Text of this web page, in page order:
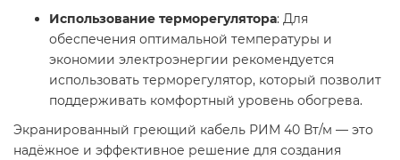
Использование терморегулятора: Для
обеспечения оптимальной температуры и
экономии электроэнергии рекомендуется
использовать терморегулятор, который позволит
поддерживать комфортный уровень обогрева.
Экранированный греющий кабель РИМ 40 Вт/м — это
надёжное и эффективное решение для создания